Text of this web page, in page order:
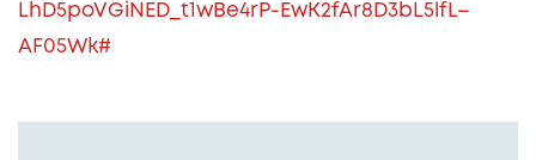
LhD5poVGiNED_t1wBe4rP-EwK2fAr8D3bL5lfL–
AF05Wk#